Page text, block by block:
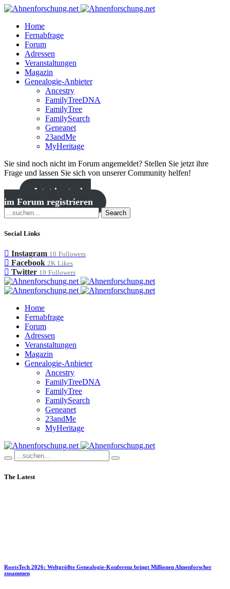
Home
Fernabfrage
Forum
Adressen
Veranstaltungen
Magazin
Genealogie-Anbieter
Ancestry
FamilyTreeDNA
FamilyTree
FamilySearch
Geneanet
23andMe
MyHeritage
Sie sind noch nicht im Forum angemeldet? Stellen Sie jetzt ihre
Frage und lassen Sie sich von unserer Community helfen!
Jetzt kostenlos
im Forum registrieren
Search
Social Links
Instagram 10 Followers
Facebook 2K Likes
Twitter 10 Followers
Home
Fernabfrage
Forum
Adressen
Veranstaltungen
Magazin
Genealogie-Anbieter
Ancestry
FamilyTreeDNA
FamilyTree
FamilySearch
Geneanet
23andMe
MyHeritage
The Latest
RootsTech 2026: Weltgrößte Genealogie-Konferenz bringt Millionen Ahnenforscher
zusammen